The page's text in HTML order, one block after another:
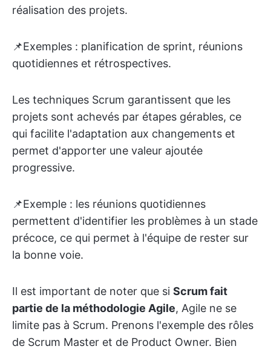
réalisation des projets.
📌Exemples : planification de sprint, réunions
quotidiennes et rétrospectives.
Les techniques Scrum garantissent que les
projets sont achevés par étapes gérables, ce
qui facilite l'adaptation aux changements et
permet d'apporter une valeur ajoutée
progressive.
📌Exemple : les réunions quotidiennes
permettent d'identifier les problèmes à un stade
précoce, ce qui permet à l'équipe de rester sur
la bonne voie.
Il est important de noter que si Scrum fait
partie de la méthodologie Agile, Agile ne se
limite pas à Scrum. Prenons l'exemple des rôles
de Scrum Master et de Product Owner. Bien